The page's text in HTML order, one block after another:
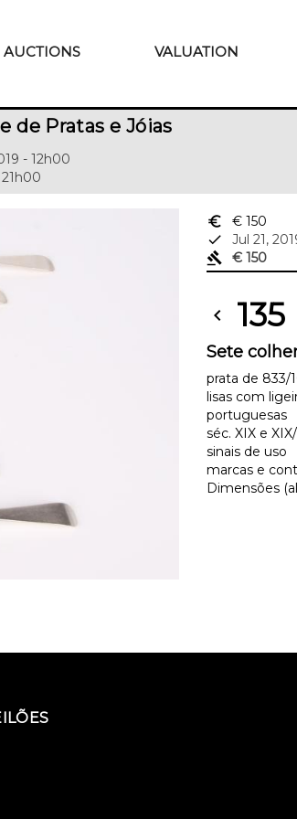
AUCTIONS VALUATION
de Pratas e Jóias
- 12h00
euro_symbol
€ 150
done
Jul 21,
gavel
€ 150
chevron_left 135
Sete
prata de 833/
lisas com
portuguesas
séc. XIX e
sinais de uso
marcas e
Dimensões